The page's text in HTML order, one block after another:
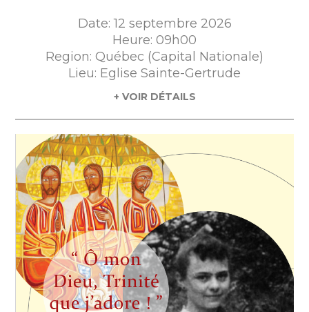
Date: 12 septembre 2026
Heure: 09h00
Region: Québec (Capital Nationale)
Lieu: Eglise Sainte-Gertrude
+ VOIR DÉTAILS